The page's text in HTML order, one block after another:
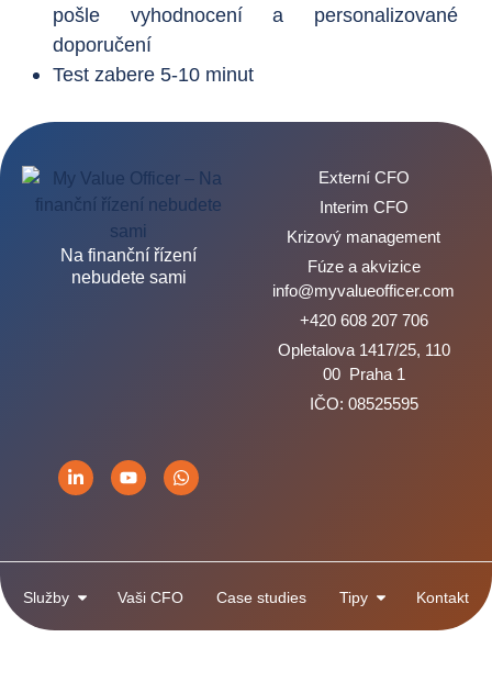
pošle vyhodnocení a personalizované
doporučení
Test zabere 5-10 minut
Na finanční řízení
nebudete sami
Externí CFO
Interim CFO
Krizový management
Fúze a akvizice
info@myvalueofficer.com
+420 608 207 706
Opletalova 1417/25, 110
00 Praha 1
IČO: 08525595
Služby Vaši CFO Case studies Tipy Kontakt